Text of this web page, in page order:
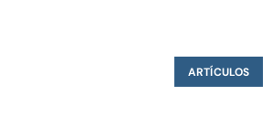
ARTÍCULOS